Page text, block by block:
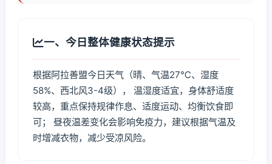
一、今日整体健康状态提示
根据阿拉善盟今日天气（晴、气温27℃、湿度
58%、西北风3-4级）， 温湿度适宜，身体舒适度
较高，重点保持规律作息、适度运动、均衡饮食即
可； 昼夜温差变化会影响免疫力，建议根据气温及
时增减衣物，减少受凉风险。